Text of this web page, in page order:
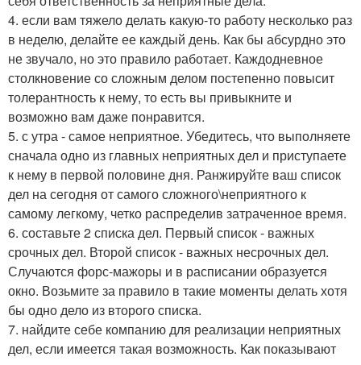
4. если вам тяжело делать какую-то работу несколько раз
в неделю, делайте ее каждый день. Как бы абсурдно это
не звучало, но это правило работает. Каждодневное
столкновение со сложным делом постепенно повысит
толерантность к нему, то есть вы привыкните и
возможно вам даже понравится.
5. с утра - самое неприятное. Убедитесь, что выполняете
сначала одно из главных неприятных дел и приступаете
к нему в первой половине дня. Ранжируйте ваш список
дел на сегодня от самого сложного\неприятного к
самому легкому, четко распределив затраченное время.
6. составьте 2 списка дел. Первый список - важных
срочных дел. Второй список - важных несрочных дел.
Случаются форс-мажоры и в расписании образуется
окно. Возьмите за правило в такие моменты делать хотя
бы одно дело из второго списка.
7. найдите себе компанию для реализации неприятных
дел, если имеется такая возможность. Как показывают